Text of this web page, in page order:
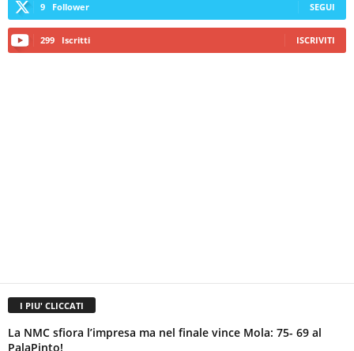
9 Follower SEGUI
299 Iscritti ISCRIVITI
I PIU' CLICCATI
La NMC sfiora l’impresa ma nel finale vince Mola: 75- 69 al
PalaPinto!